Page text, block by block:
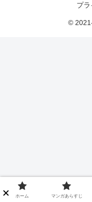
プ
©
ホーム マンガあらすじ